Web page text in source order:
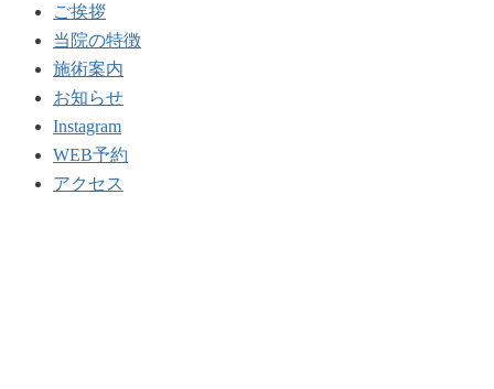
ご挨拶
当院の特徴
施術案内
お知らせ
Instagram
WEB予約
アクセス